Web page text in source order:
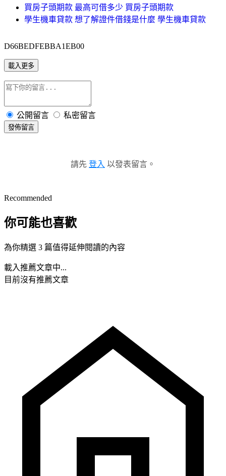
買房子頭期款 最高可借多少 買房子頭期款
學生機車貸款 想了解證件借錢是什麼 學生機車貸款
D66BEDFEBBA1EB00
載入更多
公開留言 私密留言
發佈留言
請先 登入 以發表留言。
Recommended
你可能也喜歡
為你精選 3 篇值得延伸閱讀的內容
載入推薦文章中...
目前沒有推薦文章